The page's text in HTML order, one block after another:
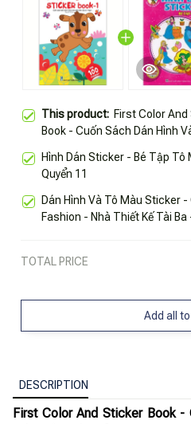
This product: First Color
Book - Cuốn Sách Dán Hình
Hình Dán Sticker - Bé Tập Tô
Quyển 11
Dán Hình Và Tô Màu Sticker -
Fashion - Nhà Thiết Kế Tài Ba
TOTAL PRICE
Add all
DESCRIPTION
First Color And Sticker Book -